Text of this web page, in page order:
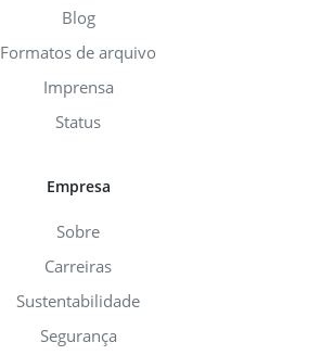
Blog
Formatos de arquivo
Imprensa
Status
Empresa
Sobre
Carreiras
Sustentabilidade
Segurança